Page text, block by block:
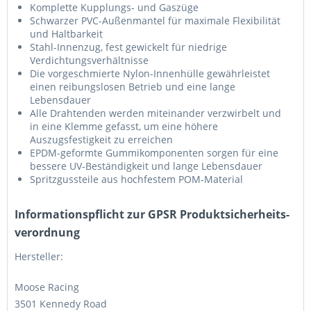
Komplette Kupplungs- und Gaszüge
Schwarzer PVC-Außenmantel für maximale Flexibilität
und Haltbarkeit
Stahl-Innenzug, fest gewickelt für niedrige
Verdichtungsverhältnisse
Die vorgeschmierte Nylon-Innenhülle gewährleistet
einen reibungslosen Betrieb und eine lange
Lebensdauer
Alle Drahtenden werden miteinander verzwirbelt und
in eine Klemme gefasst, um eine höhere
Auszugsfestigkeit zu erreichen
EPDM-geformte Gummikomponenten sorgen für eine
bessere UV-Beständigkeit und lange Lebensdauer
Spritzgussteile aus hochfestem POM-Material
Informations­pflicht zur GPSR Produktsicherheits­
verordnung
Hersteller:
Moose Racing
3501 Kennedy Road